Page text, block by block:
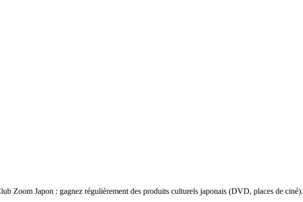
Zoom Japon : gagnez régulièrement des produits culturels japonais (DVD, places de ciné).